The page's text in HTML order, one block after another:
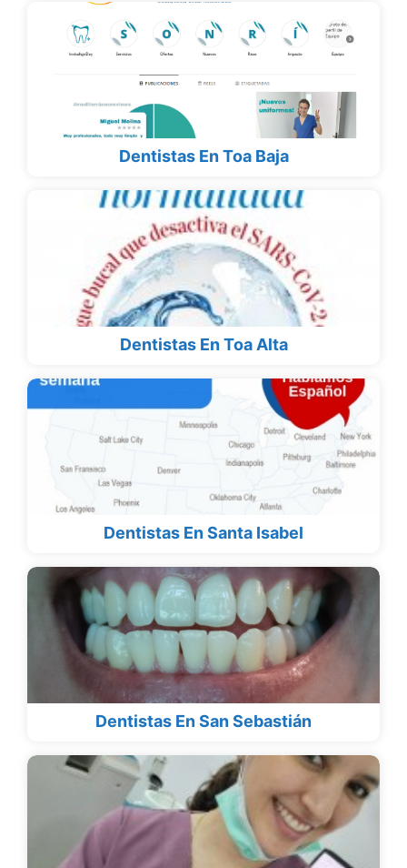
Dentistas En Toa Baja
Dentistas En Toa Alta
Dentistas En Santa Isabel
Dentistas En San Sebastián